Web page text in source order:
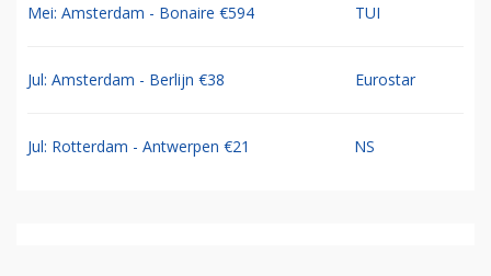
Mei: Amsterdam - Bonaire €594 TUI
Jul: Amsterdam - Berlijn €38 Eurostar
Jul: Rotterdam - Antwerpen €21 NS